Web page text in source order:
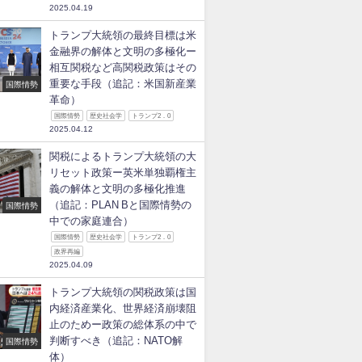
2025.04.19
国際情勢
トランプ大統領の最終目標は米
金融界の解体と文明の多極化ー
相互関税など高関税政策はその
重要な手段（追記：米国新産業
革命）
国際情勢 歴史社会学 トランプ2．0
2025.04.12
国際情勢
関税によるトランプ大統領の大
リセット政策ー英米単独覇権主
義の解体と文明の多極化推進
（追記：PLAN Bと国際情勢の
中での家庭連合）
国際情勢 歴史社会学 トランプ2．0
政界再編
2025.04.09
国際情勢
トランプ大統領の関税政策は国
内経済産業化、世界経済崩壊阻
止のためー政策の総体系の中で
判断すべき（追記：NATO解
体）